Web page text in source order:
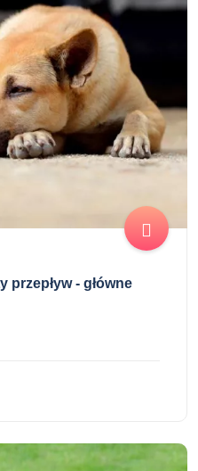
przepływ - główne